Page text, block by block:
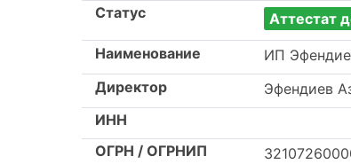
Статус
Аттестат
Наименование
ИП
Директор
Эфендиев
ИНН
ОГРН / ОГРНИП